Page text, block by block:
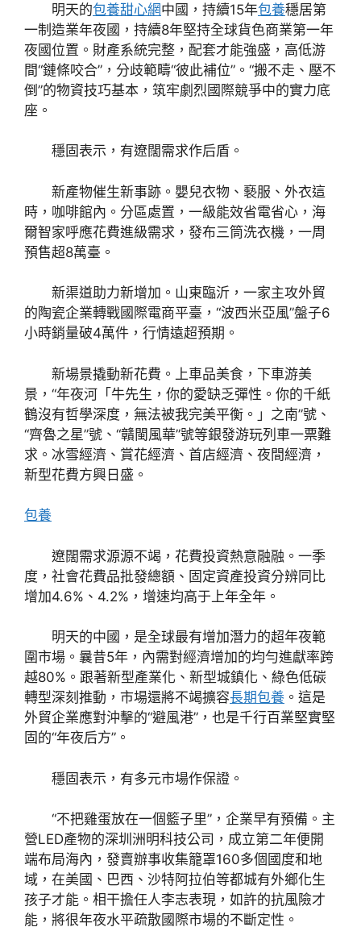
明天的包養甜心網中國，持續15年包養穩居第
一制造業年夜國，持續8年堅持全球貨色商業第一年
夜國位置。財產系統完整，配套才能強盛，高低游
間“鏈條咬合”，分歧範疇“彼此補位”。“搬不走、壓不
倒”的物資技巧基本，筑牢劇烈國際競爭中的實力底
座。
穩固表示，有遼闊需求作后盾。
新產物催生新事跡。嬰兒衣物、褻服、外衣這
時，咖啡館內。分區處置，一級能效省電省心，海
爾智家呼應花費進級需求，發布三筒洗衣機，一周
預售超8萬臺。
新渠道助力新增加。山東臨沂，一家主攻外貿
的陶瓷企業轉戰國際電商平臺，“波西米亞風”盤子6
小時銷量破4萬件，行情遠超預期。
新場景撬動新花費。上車品美食，下車游美
景，“年夜河「牛先生，你的愛缺乏彈性。你的千紙
鶴沒有哲學深度，無法被我完美平衡。」之南”號、
“齊魯之星”號、“贛閩風華”號等銀發游玩列車一票難
求。冰雪經濟、賞花經濟、首店經濟、夜間經濟，
新型花費方興日盛。
包養
遼闊需求源源不竭，花費投資熱意融融。一季
度，社會花費品批發總額、固定資產投資分辨同比
增加4.6%、4.2%，增速均高于上年全年。
明天的中國，是全球最有增加潛力的超年夜範
圍市場。曩昔5年，內需對經濟增加的均勻進獻率跨
越80%。跟著新型產業化、新型城鎮化、綠色低碳
轉型深刻推動，市場還將不竭擴容長期包養 。這是
外貿企業應對沖擊的“避風港”，也是千行百業堅實堅
固的“年夜后方”。
穩固表示，有多元市場作保證。
“不把雞蛋放在一個籃子里”，企業早有預備。主
營LED產物的深圳洲明科技公司，成立第二年便開
端布局海內，發賣辦事收集籠罩160多個國度和地
域，在美國、巴西、沙特阿拉伯等都城有外鄉化生
孩子才能。相干擔任人李志表現，如許的抗風險才
能，將很年夜水平疏散國際市場的不斷定性。